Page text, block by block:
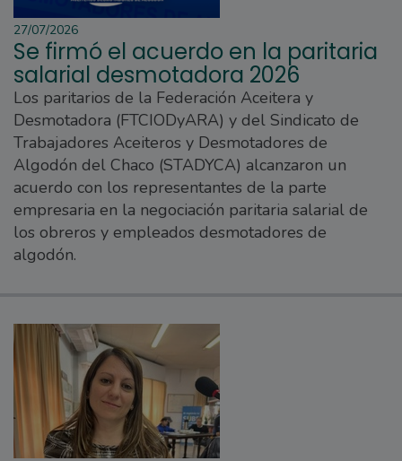
27/07/2026
Se firmó el acuerdo en la paritaria
salarial desmotadora 2026
Los paritarios de la Federación Aceitera y
Desmotadora (FTCIODyARA) y del Sindicato de
Trabajadores Aceiteros y Desmotadores de
Algodón del Chaco (STADYCA) alcanzaron un
acuerdo con los representantes de la parte
empresaria en la negociación paritaria salarial de
los obreros y empleados desmotadores de
algodón.